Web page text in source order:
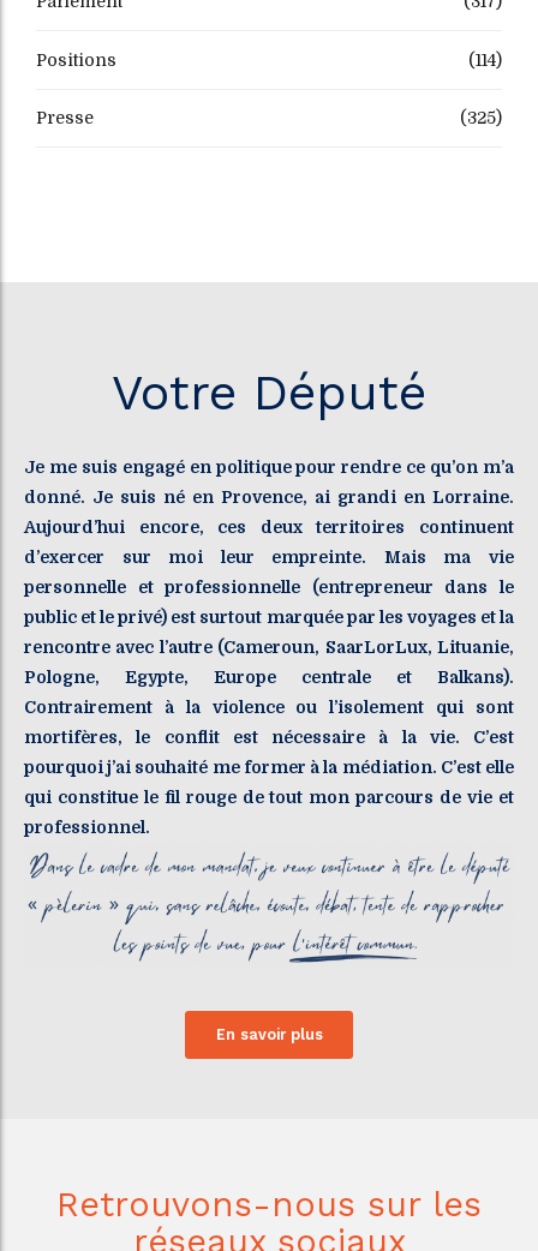
Positions (114)
Presse (325)
Votre Député
Je me suis engagé en politique pour rendre ce qu’on m’a
donné. Je suis né en Provence, ai grandi en Lorraine.
Aujourd’hui encore, ces deux territoires continuent
d’exercer sur moi leur empreinte. Mais ma vie
personnelle et professionnelle (entrepreneur dans le
public et le privé) est surtout marquée par les voyages et la
rencontre avec l’autre (Cameroun, SaarLorLux, Lituanie,
Pologne, Egypte, Europe centrale et Balkans).
Contrairement à la violence ou l’isolement qui sont
mortifères, le conflit est nécessaire à la vie. C’est
pourquoi j’ai souhaité me former à la médiation. C’est elle
qui constitue le fil rouge de tout mon parcours de vie et
professionnel.
En savoir plus
Retrouvons-nous sur les
réseaux sociaux